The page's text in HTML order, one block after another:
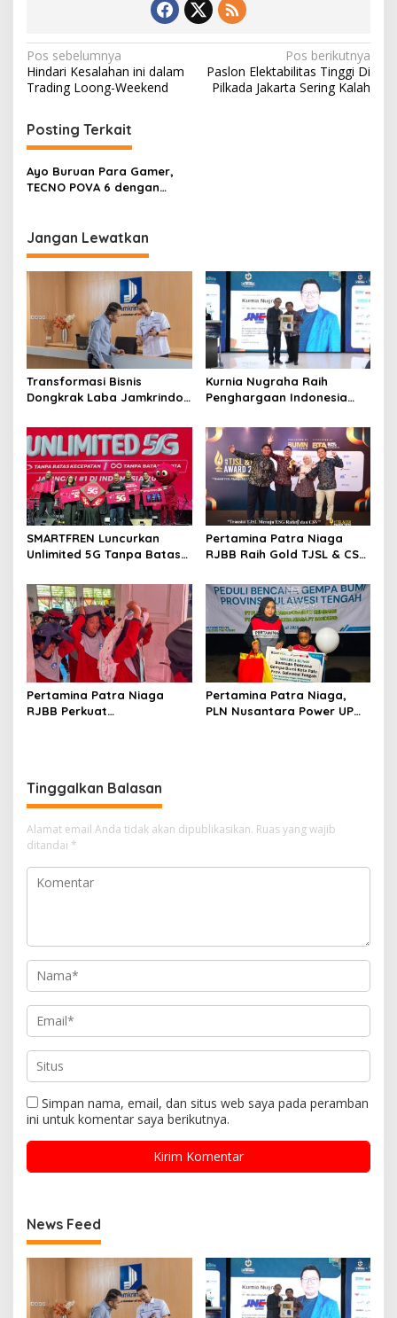
N
a
i
g
a
i
p
o
s
Pos sebelumnya
Hindari Kesalahan ini dalam
Trading Loong-Weekend
Pos berikutnya
Paslon Elektabilitas Tinggi Di
Pilkada Jakarta Sering Kalah
Posting Terkait
Ayo Buruan Para Gamer,
TECNO POVA 6 dengan
Jangan Lewatkan
Transformasi Bisnis
Dongkrak Laba Jamkrindo
Tembus Rp157,3 Triliun
Kurnia Nugraha Raih
Penghargaan Indonesia
2026
SMARTFREN Luncurkan
Unlimited 5G Tanpa Batas
Kebutuhan Digital
Masyarakat dengan Tanpa
Batas Kecepatan
Pertamina Patra Niaga
RJBB Raih Gold TJSL & CSR
Jadi Peluang Ekonomi
Pertamina Patra Niaga
RJBB Perkuat
Pertamina Patra Niaga,
PLN Nusantara Power UP
Tinggalkan Balasan
Alamat email Anda tidak akan dipublikasikan. Ruas yang wajib
ditandai *
Simpan nama, email, dan situs web saya pada peramban
ini untuk komentar saya berikutnya.
News Feed